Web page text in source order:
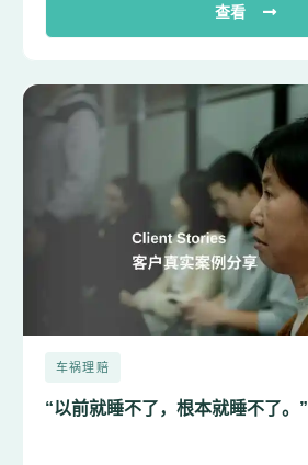
查看
车祸理赔
“以前就睡不了，根本就睡不了。”